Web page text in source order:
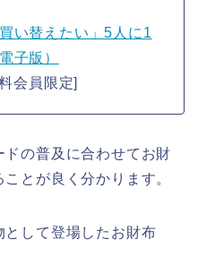
い替えたい」5人に1
子版）
会員限定]
の普及に合わせてお財
とが良く分かります。
して登場したお財布